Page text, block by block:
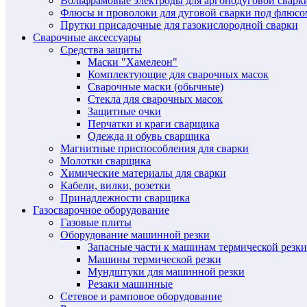
Флюсы и проволоки для дуговой сварки под
Прутки присадочные для газокислородной сварки
Сварочные аксессуары
Средства защиты
Маски "Хамелеон"
Комплектующие для сварочных масок
Сварочные маски (обычные)
Стекла для сварочных масок
Защитные очки
Перчатки и краги сварщика
Одежда и обувь сварщика
Магнитные приспособления для сварки
Молотки сварщика
Химические материалы для сварки
Кабели, вилки, розетки
Принадлежности сварщика
Газосварочное оборудование
Газовые плиты
Оборудование машинной резки
Запасные части к машинам термической резки
Машины термической резки
Мундштуки для машинной резки
Резаки машинные
Сетевое и рамповое оборудование